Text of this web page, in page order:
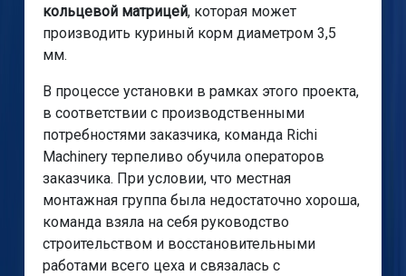
кольцевой матрицей, которая может
производить куриный корм диаметром 3,5
мм.
В процессе установки в рамках этого проекта,
в соответствии с производственными
потребностями заказчика, команда Richi
Machinery терпеливо обучила операторов
заказчика. При условии, что местная
монтажная группа была недостаточно хороша,
команда взяла на себя руководство
строительством и восстановительными
работами всего цеха и связалась с